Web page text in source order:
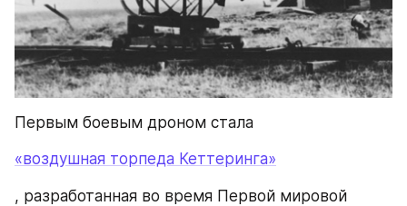
Первым боевым дроном стала
«воздушная торпеда Кеттеринга»
, разработанная во время Первой мировой